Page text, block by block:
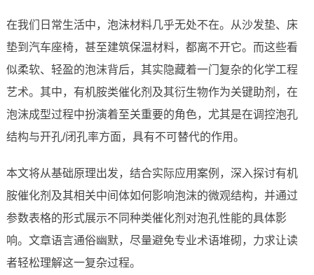
在我们日常生活中，泡沫材料几乎无处不在。从沙发垫、床
垫到汽车座椅，甚至建筑保温材料，都离不开它。而这些看
似柔软、轻盈的泡沫背后，其实隐藏着一门复杂的化学工程
艺术。其中，有机胺类催化剂及其衍生物作为关键助剂，在
泡沫成型过程中扮演着至关重要的角色，尤其是在调控泡孔
结构与开孔/闭孔率方面，具有不可替代的作用。
本文将从基础原理出发，结合实际应用案例，深入探讨有机
胺催化剂及其相关中间体如何影响泡沫的微观结构，并通过
参数表格的形式展示不同种类催化剂对泡孔性能的具体影
响。文章语言通俗幽默，尽量避免专业术语堆砌，力求让读
者轻松理解这一复杂过程。